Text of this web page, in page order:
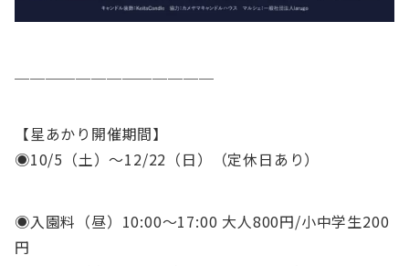
【星あかり開催期間】
◉10/5（土）～12/22（日）（定休日あり）
◉入園料（昼）10:00〜17:00 大人800円/小中学生200
円